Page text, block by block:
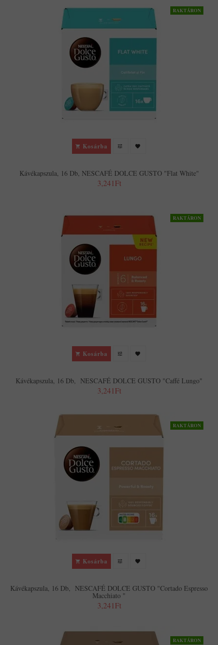
RAKTÁRON
Kosárba
Kávékapszula, 16 Db, NESCAFÉ DOLCE GUSTO "Flat White"
3,241Ft
RAKTÁRON
Kosárba
Kávékapszula, 16 Db, NESCAFÉ DOLCE GUSTO "Caffé Lungo"
3,241Ft
RAKTÁRON
Kosárba
Kávékapszula, 16 Db, NESCAFÉ DOLCE GUSTO "Cortado Espresso
Macchiato "
3,241Ft
RAKTÁRON